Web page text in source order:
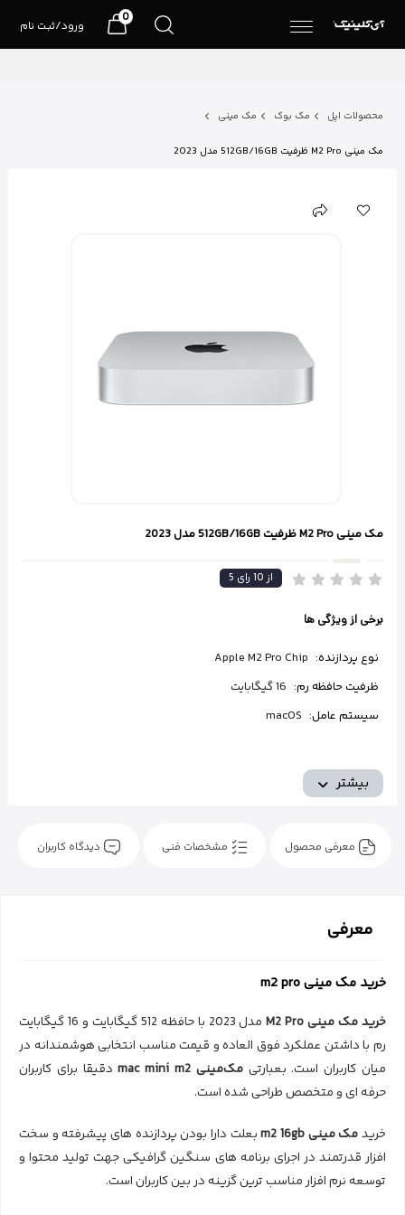
ورود/ثبت نام
0
محصولات اپل مک بوک مک مینی
مک مینی M2 Pro ظرفیت 512GB/16GB مدل 2023
مک مینی M2 Pro ظرفیت 512GB/16GB مدل 2023
5 از10رای
برخی از ویژگی ها
نوع پردازنده: Apple M2 Pro Chip
ظرفیت حافظه رم: 16 گیگابایت
سیستم عامل: macOS
بیشتر
معرفی محصول مشخصات فنی دیدگاه کاربران
معرفی
خرید مک مینی m2 pro
خریدمک مینیM2 Pro
مدل 2023 با حافظه 512 گیگابایت و 16 گیگابایت
رم با داشتن عملکرد فوق العاده و قیمت مناسب انتخابی هوشمندانه در
میان کاربران است. بعبارتی مک‌مینی mac mini m2
دقیقا برای کاربران
حرفه ای و متخصص طراحی شده است.
خریدمک مینی m2 16gb
بعلت دارا بودن پردازنده های پیشرفته و سخت
افزار قدرتمند در اجرای برنامه های سنگین گرافیکی جهت تولید محتوا و
توسعه نرم افزار مناسب ترین گزینه در بین کاربران است.